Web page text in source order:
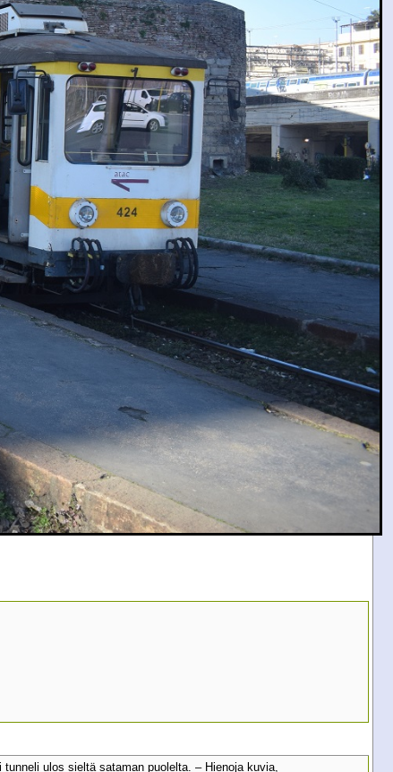
ulos sieltä sataman puolelta. – Hienoja kuvia,